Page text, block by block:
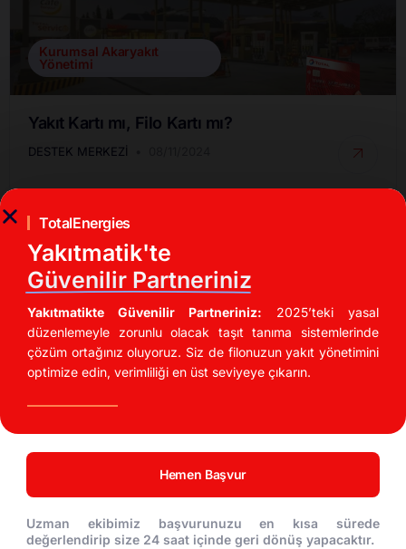
Kurumsal Akaryakıt
Yönetimi
Yakıt Kartı mı, Filo Kartı mı?
DESTEK MERKEZI
İndirimli Akaryakıt Fırsatları
UTTS Kullanarak Akaryakıt Maliyetinizi %20
Düşürün!
TotalEnergies
Yakıtmatik'te
Güvenilir Partneriniz
Yakıtmatikte Güvenilir Partneriniz: 2025’teki yasal
düzenlemeyle zorunlu olacak taşıt tanıma sistemlerinde
çözüm ortağınız oluyoruz. Siz de filonuzun yakıt yönetimini
optimize edin, verimliliği en üst seviyeye çıkarın.
Hemen Başvur
Uzman ekibimiz başvurunuzu en kısa sürede
değerlendirip size 24 saat içinde geri dönüş yapacaktır.